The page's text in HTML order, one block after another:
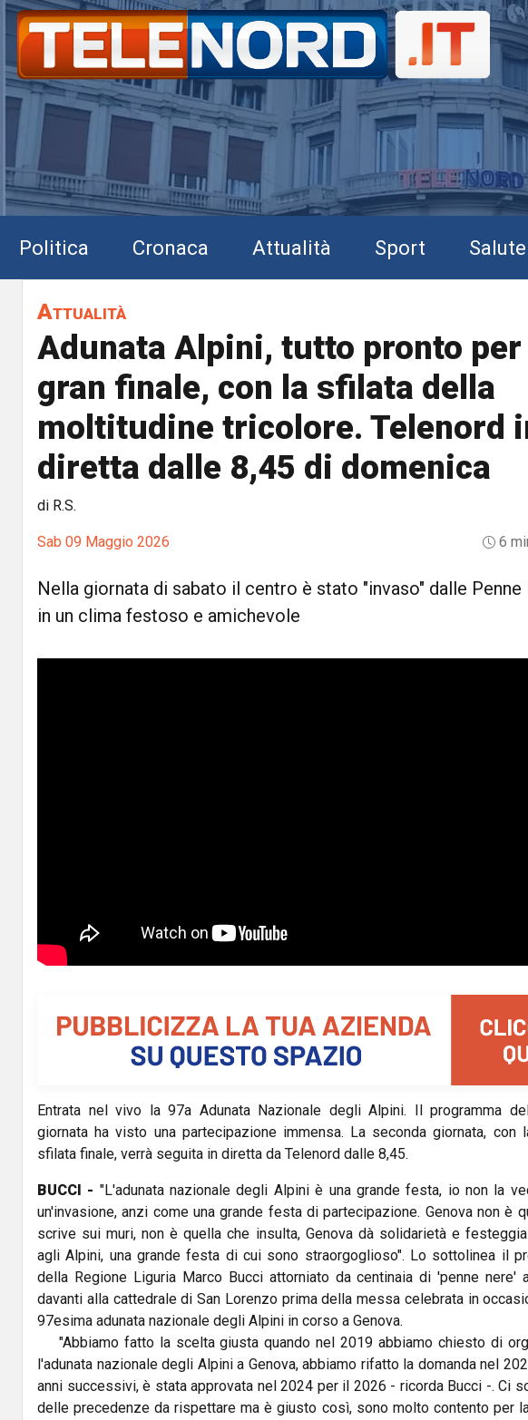
Politica Cronaca Attualità Sport Salute
Attualità
Adunata Alpini, tutto pronto per
gran finale, con la sfilata della
moltitudine tricolore. Telenord
diretta dalle 8,45 di domenica
di R.S.
Sab 09 Maggio 2026 6
Nella giornata di sabato il centro è stato "invaso" dalle Penne
in un clima festoso e amichevole
Entrata nel vivo la 97a Adunata Nazionale degli Alpini. Il programma
giornata ha visto una partecipazione immensa. La seconda giornata, con
sfilata finale, verrà seguita in diretta da Telenord dalle 8,45.
BUCCI - "L'adunata nazionale degli Alpini è una grande festa, io non la
un'invasione, anzi come una grande festa di partecipazione. Genova non è
scrive sui muri, non è quella che insulta, Genova dà solidarietà e
agli Alpini, una grande festa di cui sono straorgoglioso". Lo sottolinea il
della Regione Liguria Marco Bucci attorniato da centinaia di 'penne nere'
davanti alla cattedrale di San Lorenzo prima della messa celebrata in
97esima adunata nazionale degli Alpini in corso a Genova.
"Abbiamo fatto la scelta giusta quando nel 2019 abbiamo chiesto di
l'adunata nazionale degli Alpini a Genova, abbiamo rifatto la domanda nel
anni successivi, è stata approvata nel 2024 per il 2026 - ricorda Bucci -. Ci
delle precedenze da rispettare ma è giusto così, sono molto contento per